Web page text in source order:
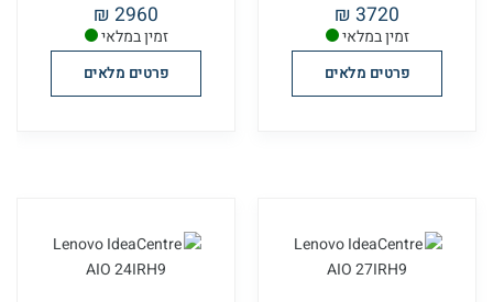
זמין במלאי
3720 ₪
פרטים מלאים
זמין במלאי
2960 ₪
פרטים מלאים